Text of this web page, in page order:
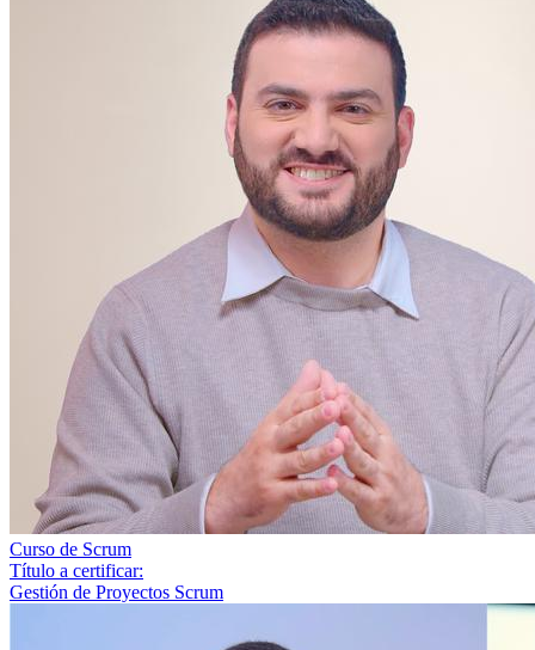
Curso de Scrum
Título a certificar:
Gestión de Proyectos Scrum